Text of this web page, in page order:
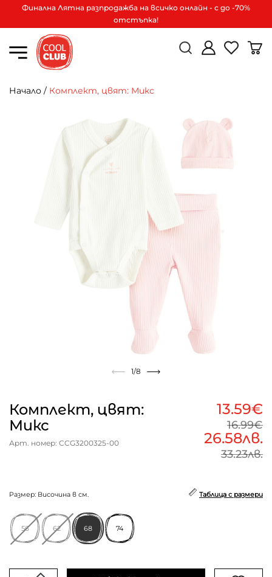
Финална Лятна разпродажба на всичко онлайн - с до -70%
отстъпка!
Начало / Комплект, цвят: Микс
1/8
Комплект, цвят:
Микс
Арт. номер: CCG3200325-00
13.59€
16.99€
26.58лв.
33.23лв.
Размер: Височина в см. Таблица с размери
56 62 68 74